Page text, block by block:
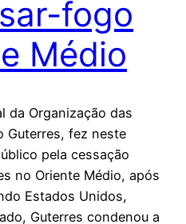
fogo
Médio
da Organização das
Guterres, fez neste
pela cessação
no Oriente Médio, após
Estados Unidos,
Guterres condenou a